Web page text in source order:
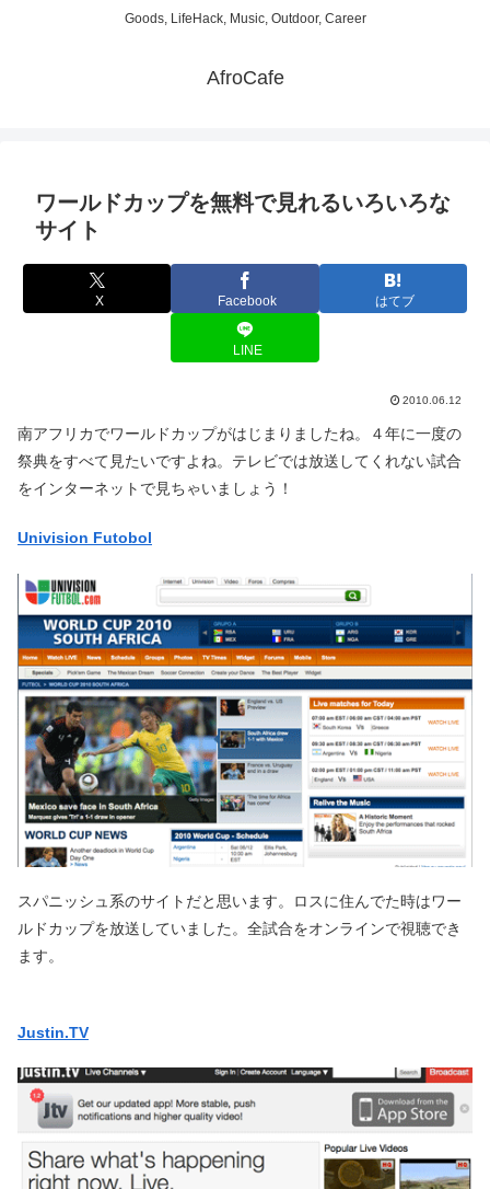
Goods, LifeHack, Music, Outdoor, Career
AfroCafe
ワールドカップを無料で見れるいろいろな
サイト
X Facebook はてブ
LINE
2010.06.12
南アフリカでワールドカップがはじまりましたね。４年に一度の
祭典をすべて見たいですよね。テレビでは放送してくれない試合
をインターネットで見ちゃいましょう！
Univision Futobol
スパニッシュ系のサイトだと思います。ロスに住んでた時はワー
ルドカップを放送していました。全試合をオンラインで視聴でき
ます。
Justin.TV